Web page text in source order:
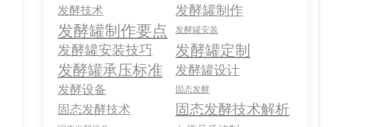
发酵技术 发酵罐制作
发酵罐制作要点 发酵罐安装
发酵罐安装技巧
发酵罐定制
发酵罐承压标准
发酵罐设计
发酵设备 固态发酵
固态发酵技术 固态发酵技术解析